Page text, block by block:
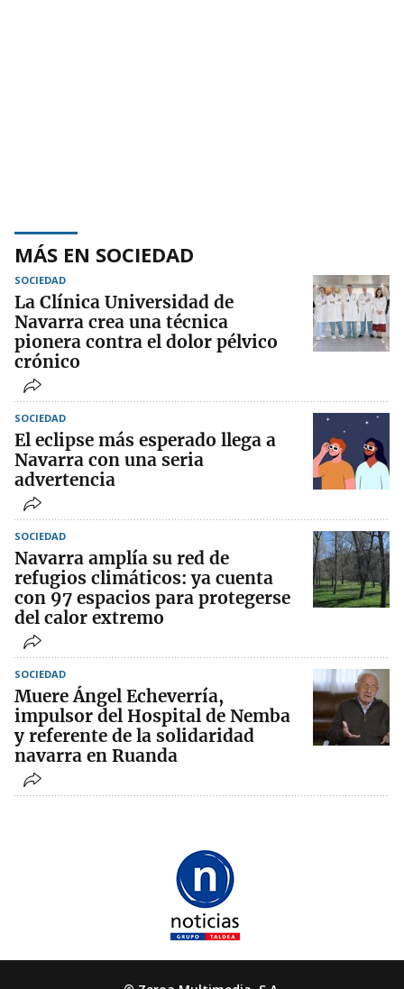
MÁS EN SOCIEDAD
SOCIEDAD
La Clínica Universidad de
Navarra crea una técnica
pionera contra el dolor pélvico
crónico
SOCIEDAD
El eclipse más esperado llega a
Navarra con una seria
advertencia
SOCIEDAD
Navarra amplía su red de
refugios climáticos: ya cuenta
con 97 espacios para protegerse
del calor extremo
SOCIEDAD
Muere Ángel Echeverría,
impulsor del Hospital de Nemba
y referente de la solidaridad
navarra en Ruanda